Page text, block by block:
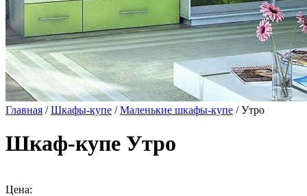
Главная /Шкафы-купе /Маленькие шкафы-купе / Утро
Шкаф-купе Утро
Цена: